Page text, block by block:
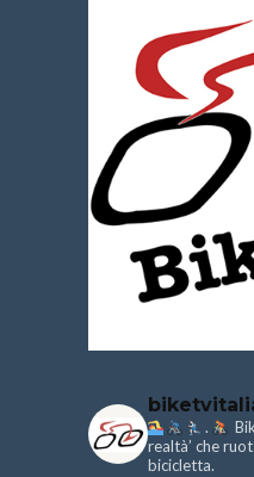
.
realtà’ che
bicicletta.